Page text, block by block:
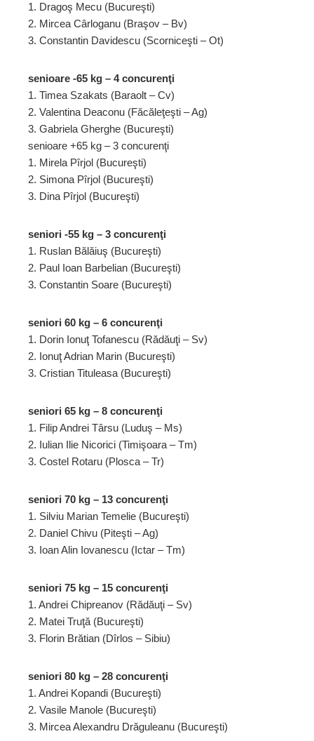
1. Dragoş Mecu (Bucureşti)
2. Mircea Cârloganu (Braşov – Bv)
3. Constantin Davidescu (Scorniceşti – Ot)
senioare -65 kg – 4 concurenţi
1. Timea Szakats (Baraolt – Cv)
2. Valentina Deaconu (Făcăleţeşti – Ag)
3. Gabriela Gherghe (Bucureşti)
senioare +65 kg – 3 concurenţi
1. Mirela Pîrjol (Bucureşti)
2. Simona Pîrjol (Bucureşti)
3. Dina Pîrjol (Bucureşti)
seniori -55 kg – 3 concurenţi
1. Ruslan Bălăiuş (Bucureşti)
2. Paul Ioan Barbelian (Bucureşti)
3. Constantin Soare (Bucureşti)
seniori 60 kg – 6 concurenţi
1. Dorin Ionuţ Tofanescu (Rădăuţi – Sv)
2. Ionuţ Adrian Marin (Bucureşti)
3. Cristian Tituleasa (Bucureşti)
seniori 65 kg – 8 concurenţi
1. Filip Andrei Târsu (Luduş – Ms)
2. Iulian Ilie Nicorici (Timişoara – Tm)
3. Costel Rotaru (Plosca – Tr)
seniori 70 kg – 13 concurenţi
1. Silviu Marian Temelie (Bucureşti)
2. Daniel Chivu (Piteşti – Ag)
3. Ioan Alin Iovanescu (Ictar – Tm)
seniori 75 kg – 15 concurenţi
1. Andrei Chipreanov (Rădăuţi – Sv)
2. Matei Truţă (Bucureşti)
3. Florin Brătian (Dîrlos – Sibiu)
seniori 80 kg – 28 concurenţi
1. Andrei Kopandi (Bucureşti)
2. Vasile Manole (Bucureşti)
3. Mircea Alexandru Drăguleanu (Bucureşti)